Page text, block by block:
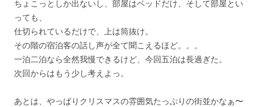
ちょこっとしか出ないし、部屋はベッドだけ、そして部屋とい
っても、
仕切られているだけで、上は筒抜け。
その階の宿泊客の話し声が全て聞こえるほど。。。
一泊二泊なら全然我慢できるけど、今回五泊は長過ぎた。
次回からはもう少し考えよっ。
あとは、やっぱりクリスマスの雰囲気たっぷりの街並かなぁ〜